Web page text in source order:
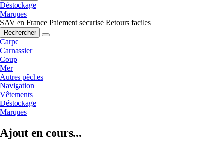
Déstockage
Marques
SAV en France Paiement sécurisé Retours faciles
Rechercher
Carpe
Carnassier
Coup
Mer
Autres pêches
Navigation
Vêtements
Déstockage
Marques
Ajout en cours...